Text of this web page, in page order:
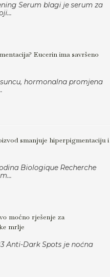
Serum blagi je serum za
Eucerin ima savršeno
hormonalna promjena
smanjuje hiperpigmentaciju i
Biologique Recherche
moćno rješenje za
mrlje
Anti-Dark Spots je noćna